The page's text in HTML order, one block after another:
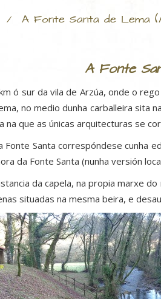
/ A Fonte Santa de Lema
A Fonte
ó sur da vila de Arzúa, onde o
no medio dunha carballeira sita
na que as únicas arquitecturas se
Fonte Santa correspóndese cunha
da Fonte Santa (nunha versión
da capela, na propia marxe
situadas na mesma beira, e